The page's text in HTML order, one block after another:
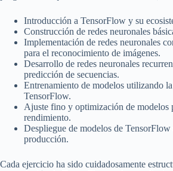
Introducción a TensorFlow y su
Construcción de redes neuronales
Implementación de redes neuronales
para el reconocimiento de imágenes.
Desarrollo de redes neuronales
predicción de secuencias.
Entrenamiento de modelos utilizando
TensorFlow.
Ajuste fino y optimización de modelos
rendimiento.
Despliegue de modelos de TensorFlow
producción.
Cada ejercicio ha sido cuidadosamente